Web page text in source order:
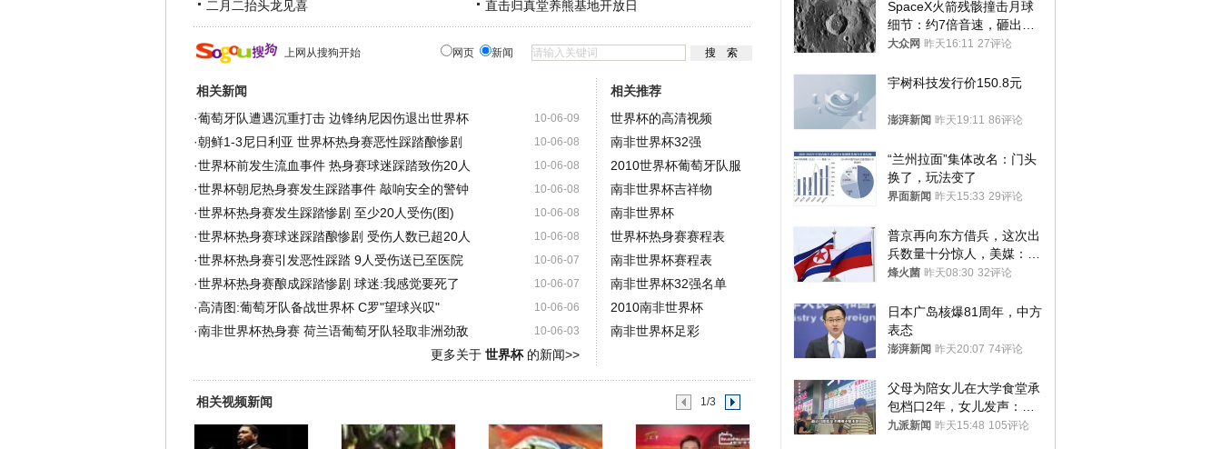
二月二抬头龙见喜 直击归真堂养熊基地开放日
上网从搜狗开始 网页 新闻
相关新闻
10-06-09
·葡萄牙队遭遇沉重打击 边锋纳尼因伤退出世界杯
10-06-08
·朝鲜1-3尼日利亚 世界杯热身赛恶性踩踏酿惨剧
10-06-08
·世界杯前发生流血事件 热身赛球迷踩踏致伤20人
10-06-08
·世界杯朝尼热身赛发生踩踏事件 敲响安全的警钟
10-06-08
·世界杯热身赛发生踩踏惨剧 至少20人受伤(图)
10-06-08
·世界杯热身赛球迷踩踏酿惨剧 受伤人数已超20人
10-06-07
·世界杯热身赛引发恶性踩踏 9人受伤送已至医院
10-06-07
·世界杯热身赛酿成踩踏惨剧 球迷:我感觉要死了
10-06-06
·高清图:葡萄牙队备战世界杯 C罗"望球兴叹"
10-06-03
·南非世界杯热身赛 荷兰语葡萄牙队轻取非洲劲敌
更多关于 世界杯的新闻>>
相关推荐
世界杯的高清视频
南非世界杯32强
2010世界杯葡萄牙队服
南非世界杯吉祥物
南非世界杯
世界杯热身赛赛程表
南非世界杯赛程表
南非世界杯32强名单
2010南非世界杯
南非世界杯足彩
相关视频新闻 1/3
SpaceX火箭残骸撞击月球
细节：约7倍音速，砸出直
径约30米撞击坑
大众网 昨天16:11 27评论
宇树科技发行价150.8元
澎湃新闻 昨天19:11 86评论
“兰州拉面”集体改名：门头
换了，玩法变了
界面新闻 昨天15:33 29评论
普京再向东方借兵，这次出
兵数量十分惊人，美媒：俄
朝要动真格？
烽火菌 昨天08:30 32评论
日本广岛核爆81周年，中方
表态
澎湃新闻 昨天20:07 74评论
父母为陪女儿在大学食堂承
包档口2年，女儿发声：初
衷是为了陪伴，毕业后将不
九派新闻 昨天15:48 105评论